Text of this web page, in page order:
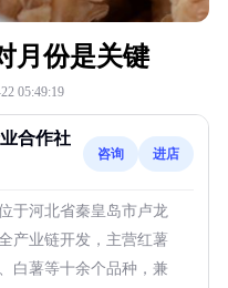
月份是关键
05:49:19
合作社
咨询 进店
于河北省秦皇岛市卢龙
产业链开发，主营红薯
白薯等十余个品种，兼